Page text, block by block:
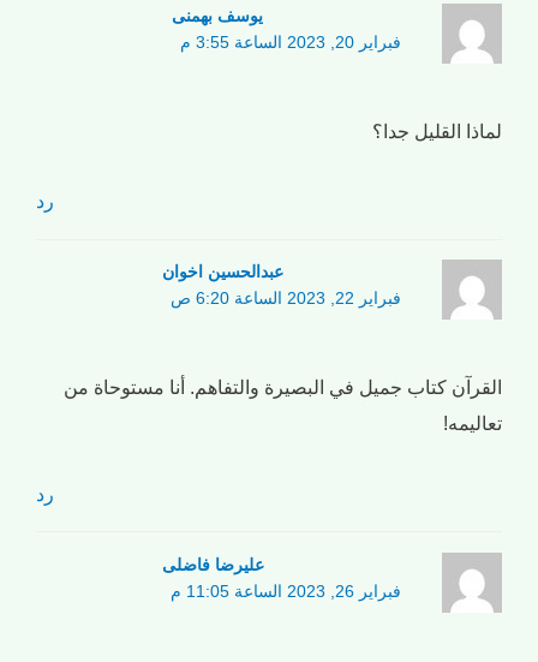
یوسف بهمنی
فبراير 20, 2023 الساعة 3:55 م
لماذا القليل جدا؟
رد
عبدالحسین اخوان
فبراير 22, 2023 الساعة 6:20 ص
القرآن كتاب جميل في البصيرة والتفاهم. أنا مستوحاة من
تعاليمه!
رد
علیرضا فاضلی
فبراير 26, 2023 الساعة 11:05 م